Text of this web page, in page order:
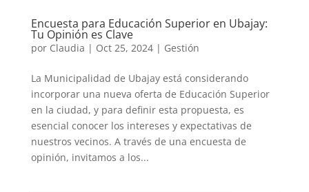
Encuesta para Educación Superior en Ubajay:
Tu Opinión es Clave
por Claudia | Oct 25, 2024| Gestión
La Municipalidad de Ubajay está considerando
incorporar una nueva oferta de Educación Superior
en la ciudad, y para definir esta propuesta, es
esencial conocer los intereses y expectativas de
nuestros vecinos. A través de una encuesta de
opinión, invitamos a los...